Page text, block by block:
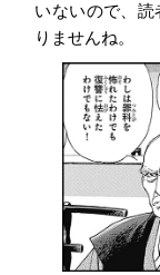
いないので、
りませんね。